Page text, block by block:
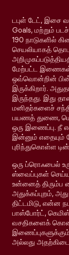
டபுள் டேட், இசை
Goals, மற்றும்
190 நாடுகளில்
செயலியாகத்
மேற்பட்ட
ஒவ்வொன்றின்
இருக்கிறார்.
இருந்தது. இது
மனிதர்களைச்
பயணத் துணை,
ஒரு இணைப்பு. நீ
இன்னும் எதையும்
புரிந்துகொள்ள
ஒரு ப்ரொஃபைல்
ஸ்வைப்புகள்
உன்னைத் திரும்ப
அதுக்கப்புறம்,
திட்டமிடு, என்ன
பாஸ்போர்ட்,
வசதிகளைக்
அல்லது